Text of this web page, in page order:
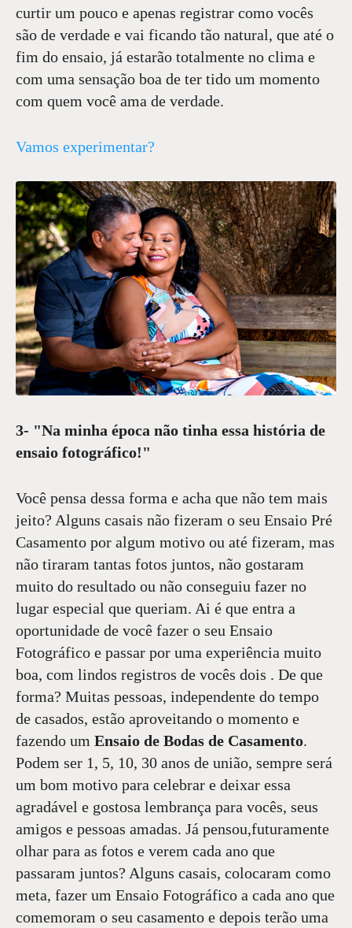
curtir um pouco e apenas registrar como vocês
são de verdade e vai ficando tão natural, que até o
fim do ensaio, já estarão totalmente no clima e
com uma sensação boa de ter tido um momento
com quem você ama de verdade.
Vamos experimentar?
3- "Na minha época não tinha essa história de
ensaio fotográfico!"
Você pensa dessa forma e acha que não tem mais
jeito? Alguns casais não fizeram o seu Ensaio Pré
Casamento por algum motivo ou até fizeram, mas
não tiraram tantas fotos juntos, não gostaram
muito do resultado ou não conseguiu fazer no
lugar especial que queriam. Ai é que entra a
oportunidade de você fazer o seu Ensaio
Fotográfico e passar por uma experiência muito
boa, com lindos registros de vocês dois . De que
forma? Muitas pessoas, independente do tempo
de casados, estão aproveitando o momento e
fazendo um Ensaio de Bodas de Casamento.
Podem ser 1, 5, 10, 30 anos de união, sempre será
um bom motivo para celebrar e deixar essa
agradável e gostosa lembrança para vocês, seus
amigos e pessoas amadas. Já pensou,futuramente
olhar para as fotos e verem cada ano que
passaram juntos? Alguns casais, colocaram como
meta, fazer um Ensaio Fotográfico a cada ano que
comemoram o seu casamento e depois terão uma